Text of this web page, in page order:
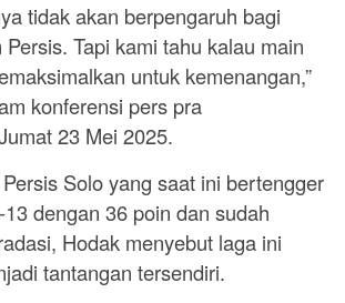
tidak akan berpengaruh bagi
Tapi kami tahu kalau main
untuk kemenangan,”
konferensi pers pra
23 Mei 2025.
Solo yang saat ini bertengger
dengan 36 poin dan sudah
Hodak menyebut laga ini
tantangan tersendiri.